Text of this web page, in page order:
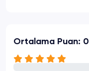
Ortalama Puan: 0